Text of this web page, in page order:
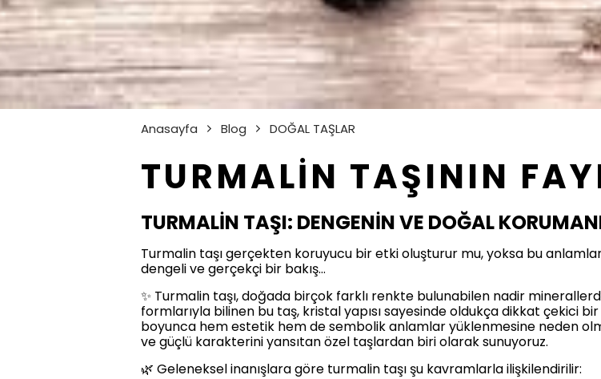
Anasayfa Blog DOĞAL TAŞLAR
TURMALİN TAŞININ
TURMALİN TAŞI: DENGENİN VE DOĞAL
Turmalin taşı gerçekten koruyucu bir etki oluşturur mu, yoksa bu anlamlar
dengeli ve gerçekçi bir bakış…
✨ Turmalin taşı, doğada birçok farklı renkte bulunabilen nadir
formlarıyla bilinen bu taş, kristal yapısı sayesinde oldukça dikkat çekici
boyunca hem estetik hem de sembolik anlamlar yüklenmesine neden
ve güçlü karakterini yansıtan özel taşlardan biri olarak sunuyoruz.
🌿 Geleneksel inanışlara göre turmalin taşı şu kavramlarla ilişkilendirilir: